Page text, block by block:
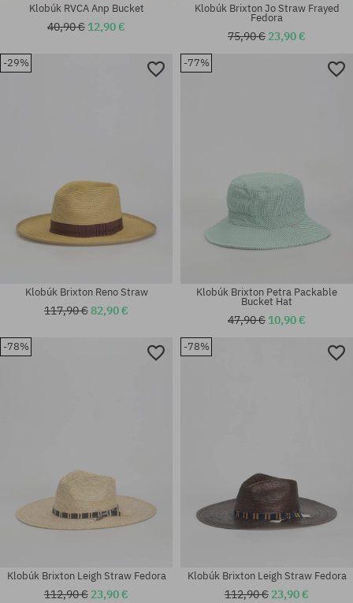
Dostupné veľkosti:
Dostupné veľkosti:
Dostupné veľkosti:
Klobúk RVCA Anp Bucket
40,90 € 12,90 €
Dostupné veľkosti:
Klobúk Brixton Jo Straw Frayed
Fedora
75,90 € 23,90 €
-29%
Klobúk Brixton Reno Straw
117,90 €82,90 €
-77%
Klobúk Brixton Petra Packable
Bucket Hat
47,90 € 10,90 €
-78%
Klobúk Brixton Leigh Straw Fedora
112,90 € 23,90 €
-78%
Klobúk Brixton Leigh Straw Fedora
112,90 € 23,90 €